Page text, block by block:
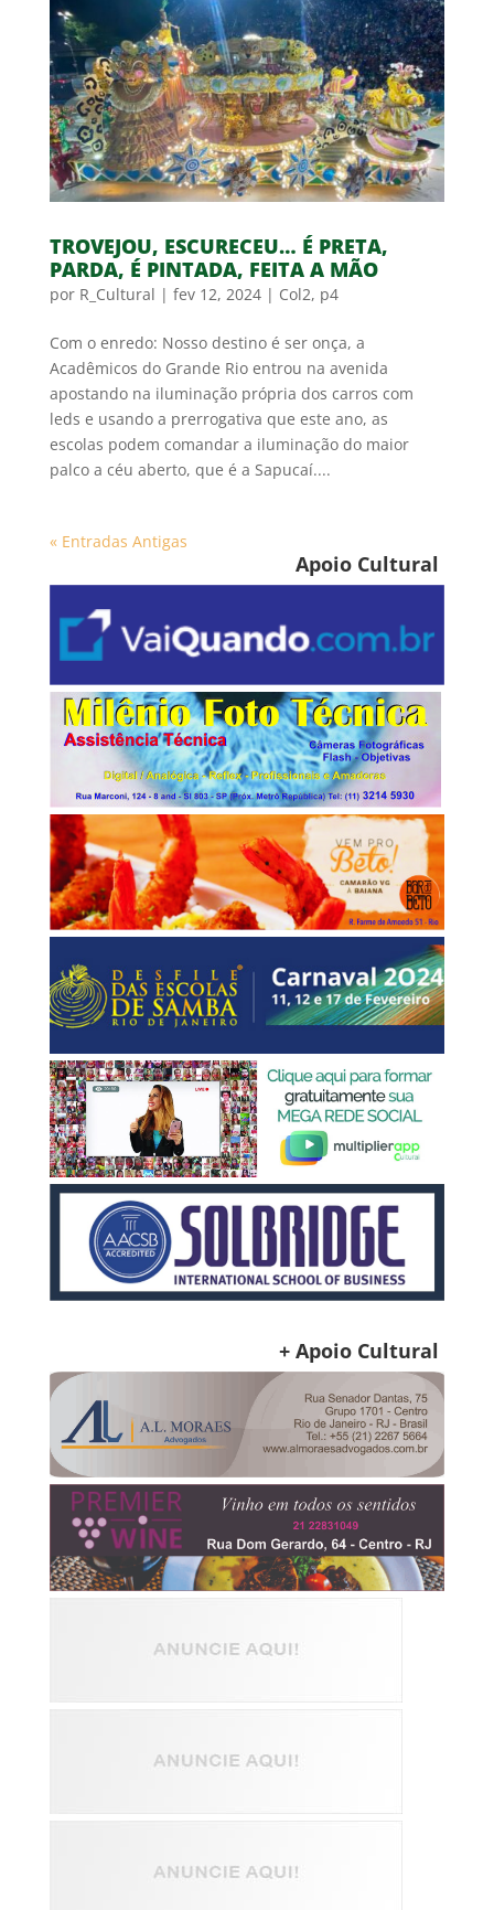
TROVEJOU, ESCURECEU… É PRETA,
PARDA, É PINTADA, FEITA A MÃO
por R_Cultural | fev 12, 2024| Col2, p4
Com o enredo: Nosso destino é ser onça, a
Acadêmicos do Grande Rio entrou na avenida
apostando na iluminação própria dos carros com
leds e usando a prerrogativa que este ano, as
escolas podem comandar a iluminação do maior
palco a céu aberto, que é a Sapucaí....
« Entradas Antigas
Apoio Cultural
+ Apoio Cultural